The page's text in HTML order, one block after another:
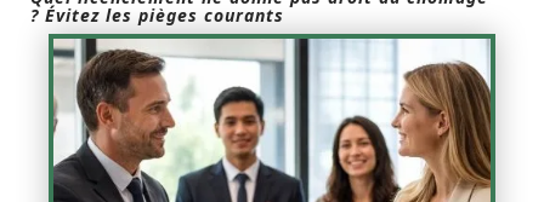
? Évitez les pièges courants